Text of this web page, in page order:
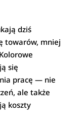
dziś
towarów, mniej
się
pracę — nie
ale także
koszty